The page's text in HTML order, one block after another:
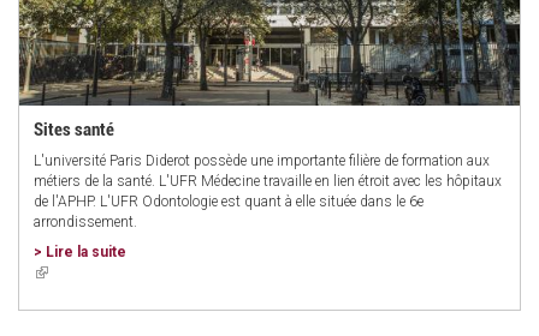
Sites santé
L'université Paris Diderot possède une importante filière de formation aux
métiers de la santé. L'UFR Médecine travaille en lien étroit avec les hôpitaux
de l'APHP. L'UFR Odontologie est quant à elle située dans le 6e
arrondissement.
> Lire la suite
(link
external)